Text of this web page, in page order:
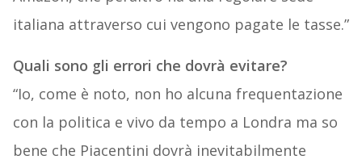
italiana attraverso cui vengono pagate le tasse.”
Quali sono gli errori che dovrà evitare?
“Io, come è noto, non ho alcuna frequentazione
con la politica e vivo da tempo a Londra ma so
bene che Piacentini dovrà inevitabilmente